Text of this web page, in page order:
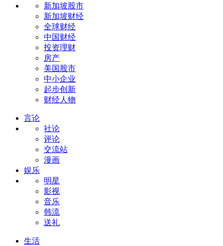
新加坡股市
新加坡财经
全球财经
中国财经
投资理财
房产
美国股市
中小企业
起步创新
财经人物
言论
社论
评论
交流站
漫画
娱乐
明星
影视
音乐
韩流
送礼
生活